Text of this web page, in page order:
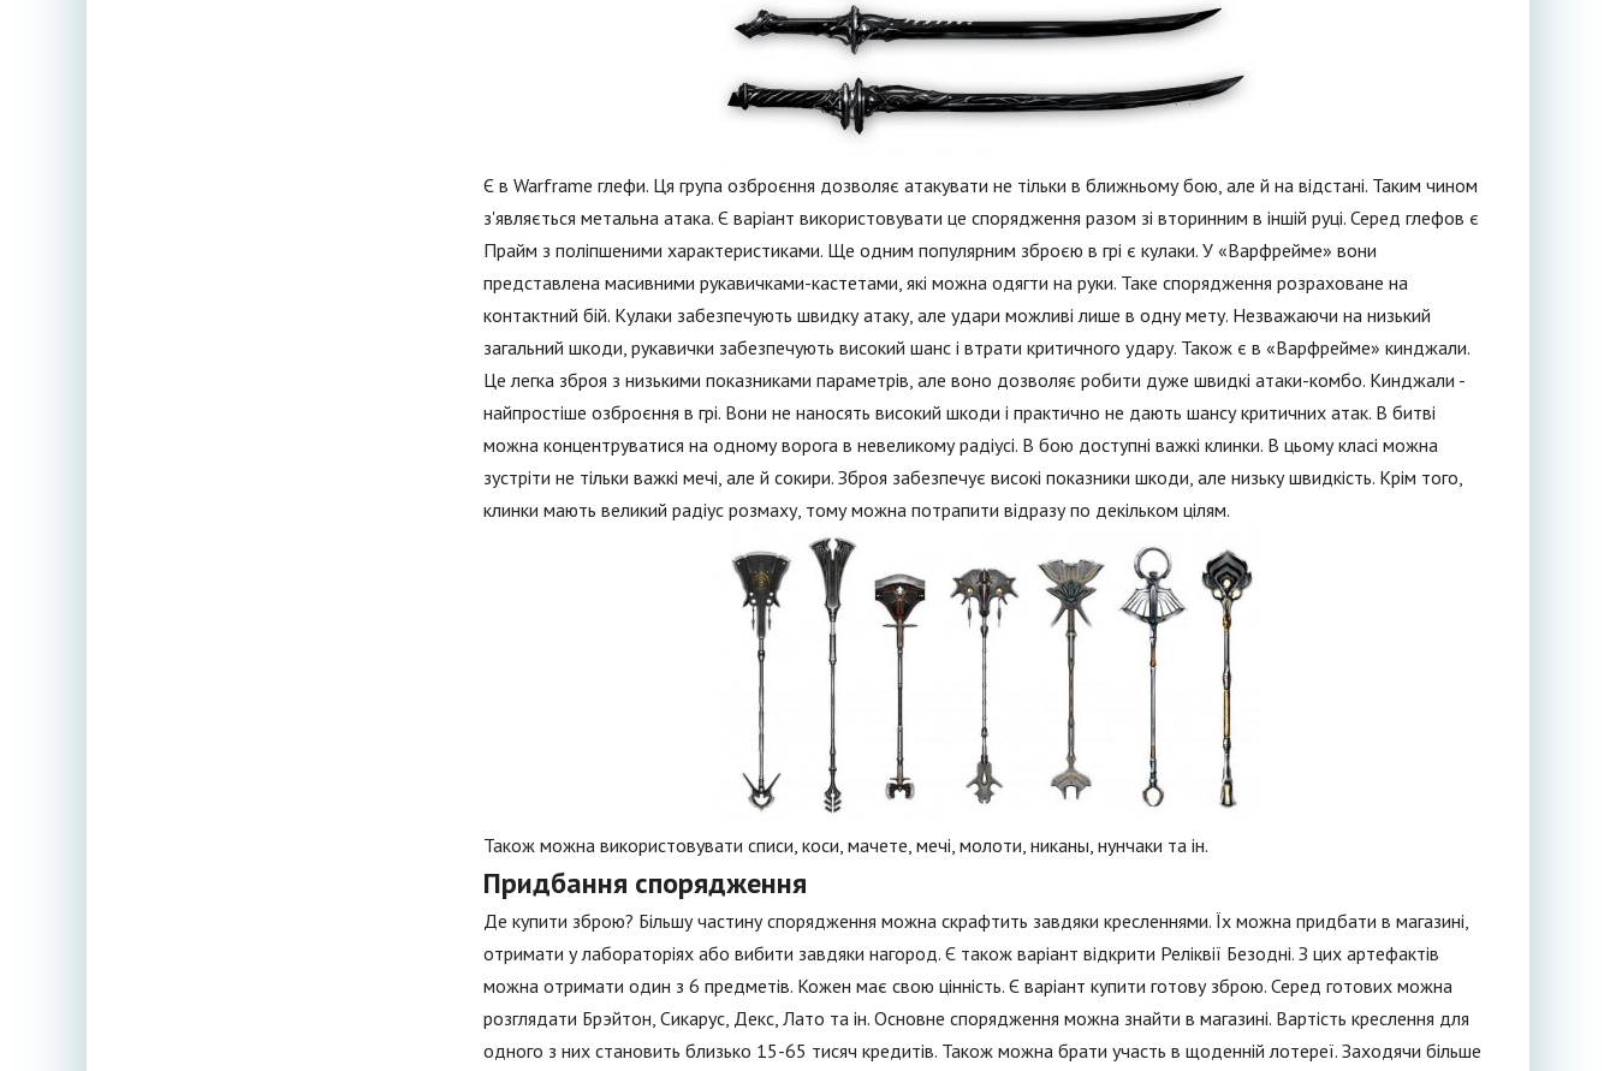
Є в Warframe глефи. Ця група озброєння дозволяє атакувати не тільки в ближньому бою, але й на відстані. Таким чином
з'являється метальна атака. Є варіант використовувати це спорядження разом зі вторинним в іншій руці. Серед глефов є
Прайм з поліпшеними характеристиками. Ще одним популярним зброєю в грі є кулаки. У «Варфрейме» вони
представлена масивними рукавичками-кастетами, які можна одягти на руки. Таке спорядження розраховане на
контактний бій. Кулаки забезпечують швидку атаку, але удари можливі лише в одну мету. Незважаючи на низький
загальний шкоди, рукавички забезпечують високий шанс і втрати критичного удару. Також є в «Варфрейме» кинджали.
Це легка зброя з низькими показниками параметрів, але воно дозволяє робити дуже швидкі атаки-комбо. Кинджали -
найпростіше озброєння в грі. Вони не наносять високий шкоди і практично не дають шансу критичних атак. В битві
можна концентруватися на одному ворога в невеликому радіусі. В бою доступні важкі клинки. В цьому класі можна
зустріти не тільки важкі мечі, але й сокири. Зброя забезпечує високі показники шкоди, але низьку швидкість. Крім того,
клинки мають великий радіус розмаху, тому можна потрапити відразу по декільком цілям.
Також можна використовувати списи, коси, мачете, мечі, молоти, никаны, нунчаки та ін.
Придбання спорядження
Де купити зброю? Більшу частину спорядження можна скрафтить завдяки кресленнями. Їх можна придбати в магазині,
отримати у лабораторіях або вибити завдяки нагород. Є також варіант відкрити Реліквії Безодні. З цих артефактів
можна отримати один з 6 предметів. Кожен має свою цінність. Є варіант купити готову зброю. Серед готових можна
розглядати Брэйтон, Сикарус, Декс, Лато та ін. Основне спорядження можна знайти в магазині. Вартість креслення для
одного з них становить близько 15-65 тисяч кредитів. Також можна брати участь в щоденній лотереї. Заходячи більше